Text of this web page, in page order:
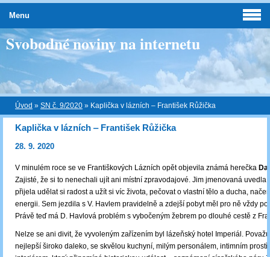
Svobodné noviny na internetu
Úvod » SN č. 9/2020 » Kaplička v lázních ‒ František Růžička
Kaplička v lázních ‒ František Růžička
28. 9. 2020
V minulém roce se ve Františkových Lázních opět objevila známá herečka
Zajisté, že si to nenechali ujít ani místní zpravodajové. Jim jmenovaná uvedla,
přijela udělat si radost a užít si víc života, pečovat o vlastní tělo a ducha,
energii. Sem jezdila s V. Havlem pravidelně a zdejší pobyt měl pro ně vždy
Právě teď má D. Havlová problém s vybočeným žebrem po dlouhé cestě z
Nelze se ani divit, že vyvoleným zařízením byl lázeňský hotel Imperiál.
nejlepší široko daleko, se skvělou kuchyní, milým personálem, intimním
Menu